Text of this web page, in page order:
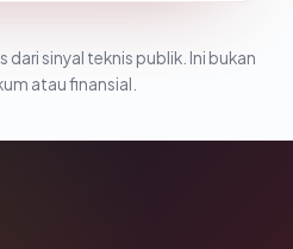
sinyal teknis publik. Ini bukan
atau finansial.